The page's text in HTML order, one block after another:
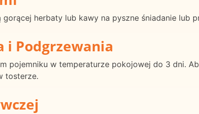
herbaty lub kawy na pyszne śniadanie lub
i Podgrzewania
pojemniku w temperaturze pokojowej do 3 dni.
tosterze.